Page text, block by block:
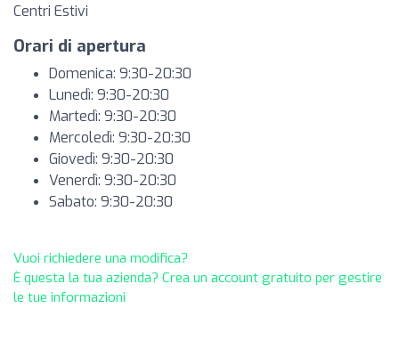
Centri Estivi
Orari di apertura
Domenica: 9:30-20:30
Lunedì: 9:30-20:30
Martedì: 9:30-20:30
Mercoledì: 9:30-20:30
Giovedì: 9:30-20:30
Venerdì: 9:30-20:30
Sabato: 9:30-20:30
Vuoi richiedere una modifica?
È questa la tua azienda? Crea un account gratuito per gestire
le tue informazioni